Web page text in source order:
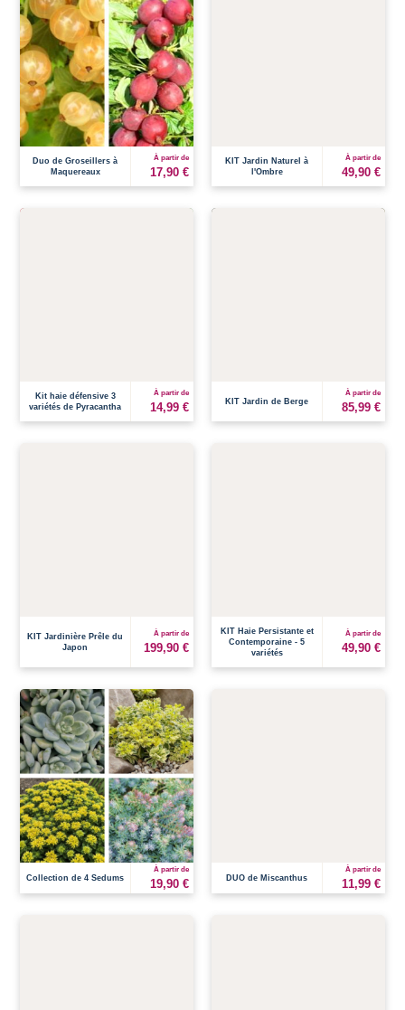
Duo de Groseillers à
Maquereaux
À partir de
17,90 €
KIT Jardin Naturel à
l'Ombre
À partir de
49,90 €
Kit haie défensive 3
variétés de Pyracantha
À partir de
14,99 € KIT Jardin de Berge
À partir de
85,99 €
KIT Jardinière Prêle du
Japon
À partir de
199,90 €
KIT Haie Persistante et
Contemporaine - 5
variétés
À partir de
49,90 €
Collection de 4 Sedums
À partir de
19,90 € DUO de Miscanthus
À partir de
11,99 €